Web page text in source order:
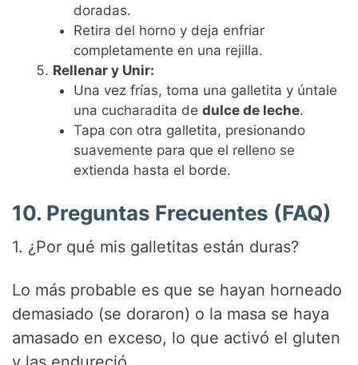
doradas.
Retira del horno y deja enfriar
completamente en una rejilla.
Rellenar y Unir:
Una vez frías, toma una galletita y úntale
una cucharadita de dulce de leche.
Tapa con otra galletita, presionando
suavemente para que el relleno se
extienda hasta el borde.
10. Preguntas Frecuentes (FAQ)
1. ¿Por qué mis galletitas están duras?
Lo más probable es que se hayan horneado
demasiado (se doraron) o la masa se haya
amasado en exceso, lo que activó el gluten